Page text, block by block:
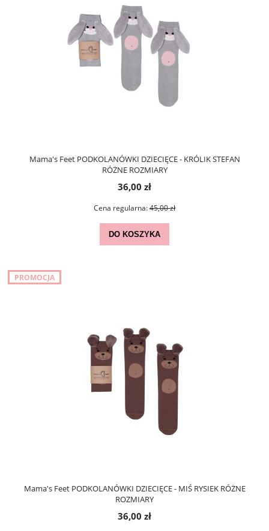
Mama's Feet PODKOLANÓWKI DZIECIĘCE - KRÓLIK STEFAN
RÓŻNE ROZMIARY
36,00 zł
Cena regularna:45,00 zł
DO KOSZYKA
Mama's Feet PODKOLANÓWKI DZIECIĘCE - MIŚ RYSIEK RÓŻNE
ROZMIARY
36,00 zł
PROMOCJA